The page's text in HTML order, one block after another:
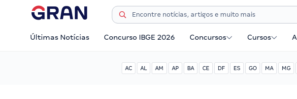
Últimas Notícias Concurso IBGE 2026 Concursos Cursos
AC AL AM AP BA CE DF ES GO MA MG